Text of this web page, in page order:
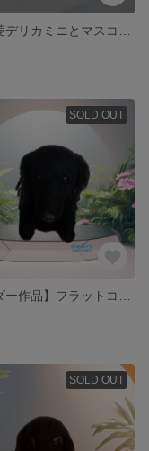
SOLD OUT
SOLD OUT